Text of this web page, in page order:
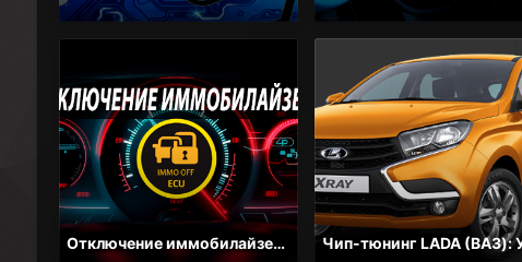
Отключение иммобилайзера и проверка ЭБУ на стенде в Гомеле — Цена от 100 BYN | Автосервис Форсаж